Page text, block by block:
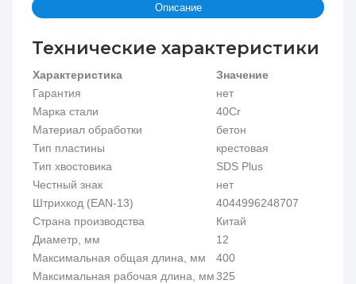
Описание
Технические характеристики
Характеристика
Значение
Гарантия
нет
Марка стали
40Cr
Материал обработки
бетон
Тип пластины
крестовая
Тип хвостовика
SDS Plus
Честный знак
нет
Штрихкод (EAN-13)
4044996248707
Страна производства
Китай
Диаметр, мм
12
Максимальная общая длина, мм
400
Максимальная рабочая длина, мм325